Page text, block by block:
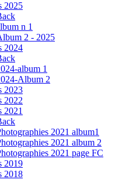
2025
n 1
2 - 2025
2024
album 1
Album 2
2023
2022
2021
2021 album1
2021 album 2
2021 page FC
2019
2018